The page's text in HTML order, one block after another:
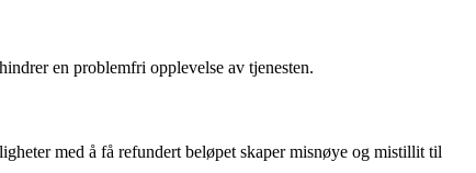
en problemfri opplevelse av tjenesten.
med å få refundert beløpet skaper misnøye og mistillit til